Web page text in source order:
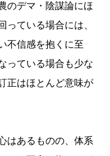
のデマ・陰謀論にほ
っている場合には、
不信感を抱くに至
っている場合も少な
正はほとんど意味が
はあるものの、体系